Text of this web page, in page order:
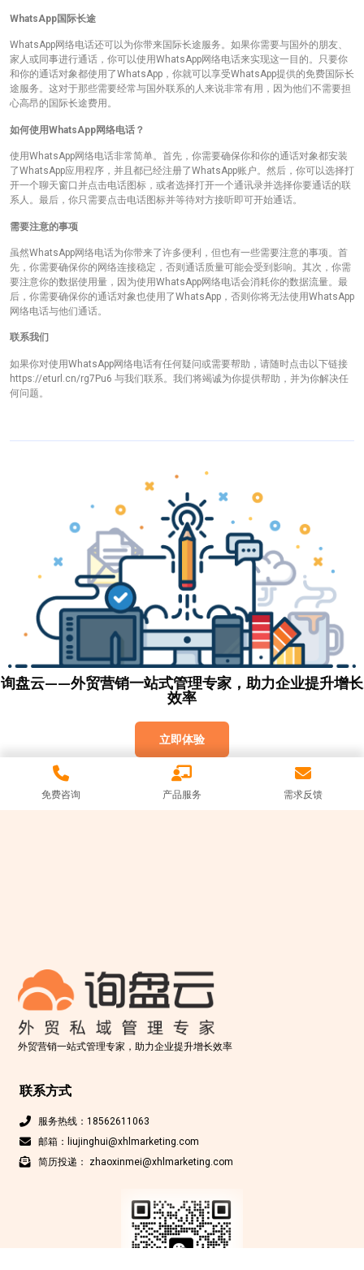
WhatsApp国际长途
WhatsApp网络电话还可以为你带来国际长途服务。如果你需要与国外的朋友、
家人或同事进行通话，你可以使用WhatsApp网络电话来实现这一目的。只要你
和你的通话对象都使用了WhatsApp，你就可以享受WhatsApp提供的免费国际长
途服务。这对于那些需要经常与国外联系的人来说非常有用，因为他们不需要担
心高昂的国际长途费用。
如何使用WhatsApp网络电话？
使用WhatsApp网络电话非常简单。首先，你需要确保你和你的通话对象都安装
了WhatsApp应用程序，并且都已经注册了WhatsApp账户。然后，你可以选择打
开一个聊天窗口并点击电话图标，或者选择打开一个通讯录并选择你要通话的联
系人。最后，你只需要点击电话图标并等待对方接听即可开始通话。
需要注意的事项
虽然WhatsApp网络电话为你带来了许多便利，但也有一些需要注意的事项。首
先，你需要确保你的网络连接稳定，否则通话质量可能会受到影响。其次，你需
要注意你的数据使用量，因为使用WhatsApp网络电话会消耗你的数据流量。最
后，你需要确保你的通话对象也使用了WhatsApp，否则你将无法使用WhatsApp
网络电话与他们通话。
联系我们
如果你对使用WhatsApp网络电话有任何疑问或需要帮助，请随时点击以下链接
https://eturl.cn/rg7Pu6 与我们联系。我们将竭诚为你提供帮助，并为你解决任
何问题。
询盘云——外贸营销一站式管理专家，助力企业提升增长
效率
立即体验
免费咨询 产品服务 需求反馈
外贸营销一站式管理专家，助力企业提升增长效率
联系方式
服务热线：18562611063
邮箱：liujinghui@xhlmarketing.com
简历投递： zhaoxinmei@xhlmarketing.com